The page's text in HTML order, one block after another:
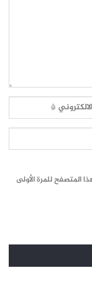
المتصفح للمرة الأولى